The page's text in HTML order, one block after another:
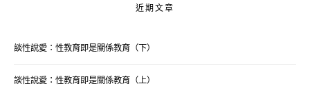
近期文章
談性說愛：性教育即是關係教育（下）
談性說愛：性教育即是關係教育（上）